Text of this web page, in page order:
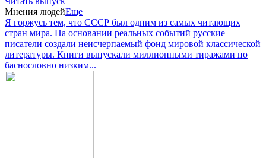
Мнения людейЕще
Я горжусь тем, что СССР был одним из самых читающих
стран мира. На основании реальных событий русские
писатели создали неисчерпаемый фонд мировой классической
литературы. Книги выпускали миллионными тиражами по
баснословно низким...